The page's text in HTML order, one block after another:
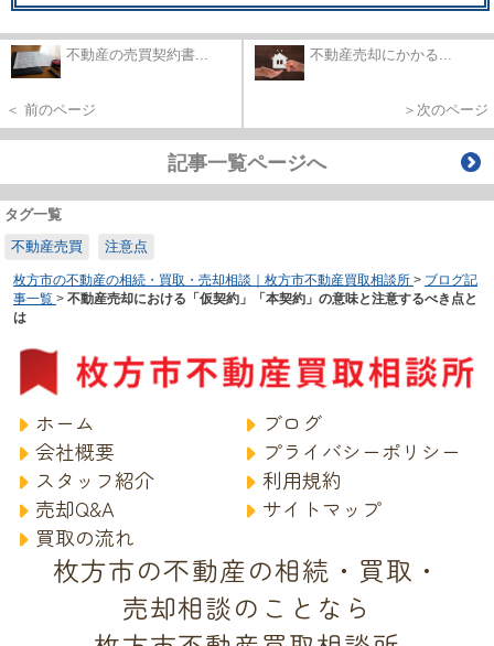
不動産の売買契約書...
＜ 前のページ
不動産売却にかかる...
＞次のページ
記事一覧ページへ
タグ一覧
不動産売買
注意点
枚方市の不動産の相続・買取・売却相談｜枚方市不動産買取相談所 > ブログ記
事一覧 > 不動産売却における「仮契約」「本契約」の意味と注意するべき点と
は
ホーム
ブログ
会社概要
プライバシーポリシー
スタッフ紹介
利用規約
売却Q&A
サイトマップ
買取の流れ
枚方市の不動産の相続・買取・
売却相談のことなら